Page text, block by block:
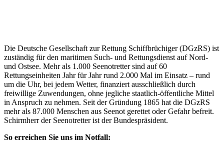
Die Deutsche Gesellschaft zur Rettung Schiffbrüchiger (DGzRS) ist
zuständig für den maritimen Such- und Rettungsdienst auf Nord-
und Ostsee. Mehr als 1.000 Seenotretter sind auf 60
Rettungseinheiten Jahr für Jahr rund 2.000 Mal im Einsatz – rund
um die Uhr, bei jedem Wetter, finanziert ausschließlich durch
freiwillige Zuwendungen, ohne jegliche staatlich-öffentliche Mittel
in Anspruch zu nehmen. Seit der Gründung 1865 hat die DGzRS
mehr als 87.000 Menschen aus Seenot gerettet oder Gefahr befreit.
Schirmherr der Seenotretter ist der Bundespräsident.
So erreichen Sie uns im Notfall: